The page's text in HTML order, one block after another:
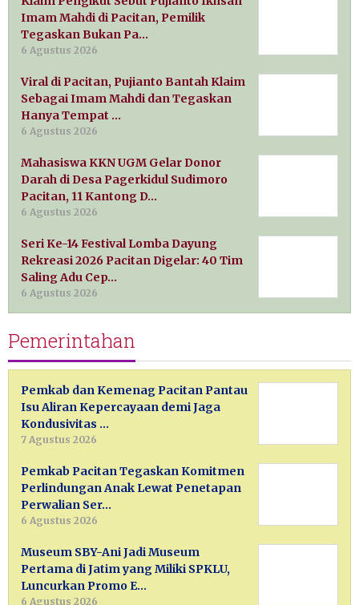
Imam Mahdi di Pacitan, Pemilik
Tegaskan Bukan Pa…
6 Agustus 2026
Viral di Pacitan, Pujianto Bantah Klaim
Sebagai Imam Mahdi dan Tegaskan
Hanya Tempat …
6 Agustus 2026
Mahasiswa KKN UGM Gelar Donor
Darah di Desa Pagerkidul Sudimoro
Pacitan, 11 Kantong D…
6 Agustus 2026
Seri Ke-14 Festival Lomba Dayung
Rekreasi 2026 Pacitan Digelar: 40 Tim
Saling Adu Cep…
6 Agustus 2026
Pemerintahan
Pemkab dan Kemenag Pacitan Pantau
Isu Aliran Kepercayaan demi Jaga
Kondusivitas …
7 Agustus 2026
Pemkab Pacitan Tegaskan Komitmen
Perlindungan Anak Lewat Penetapan
Perwalian Ser…
6 Agustus 2026
Museum SBY-Ani Jadi Museum
Pertama di Jatim yang Miliki SPKLU,
Luncurkan Promo E…
6 Agustus 2026